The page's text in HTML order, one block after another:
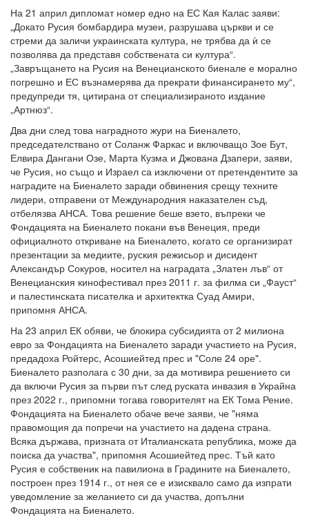
На 21 април дипломат номер едно на ЕС Кая Калас заяви:
„Докато Русия бомбардира музеи, разрушава църкви и се
стреми да заличи украинската култура, не трябва да ѝ се
позволява да представя собствената си култура“.
„Завръщането на Русия на Венецианското биенале е морално
погрешно и ЕС възнамерява да прекрати финансирането му“,
предупреди тя, цитирана от специализираното издание
„Артнюз“.
Два дни след това наградното жури на Биеналето,
председателствано от Соланж Фаркас и включващо Зое Бут,
Елвира Дангани Озе, Марта Кузма и Джована Дзапери, заяви,
че Русия, но също и Израел са изключени от претендентите за
наградите на Биеналето заради обвинения срещу техните
лидери, отправени от Международния наказателен съд,
отбелязва АНСА. Това решение беше взето, въпреки че
Фондацията на Биеналето покани във Венеция, преди
официалното откриване на Биеналето, когато се организират
презентации за медиите, руския режисьор и дисидент
Александър Сокуров, носител на наградата „Златен лъв“ от
Венецианския кинофестивал през 2011 г. за филма си „Фауст“
и палестинската писателка и архитектка Суад Амири,
припомня АНСА.
На 23 април ЕК обяви, че блокира субсидията от 2 милиона
евро за Фондацията на Биеналето заради участието на Русия,
предадоха Ройтерс, Асошиейтед прес и "Соле 24 оре".
Биеналето разполага с 30 дни, за да мотивира решението си
да включи Русия за първи път след руската инвазия в Украйна
през 2022 г., припомни тогава говорителят на ЕК Тома Рение.
Фондацията на Биеналето обаче вече заяви, че "няма
правомощия да попречи на участието на дадена страна.
Всяка държава, призната от Италианската република, може да
поиска да участва", припомня Асошиейтед прес. Тъй като
Русия е собственик на павилиона в Градините на Биеналето,
построен през 1914 г., от нея се е изисквало само да изпрати
уведомление за желанието си да участва, допълни
Фондацията на Биеналето.